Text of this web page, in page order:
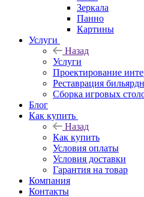
Зеркала
Панно
Картины
Услуги
Назад
Услуги
Проектирование
Реставрация
Сборка игровых
Блог
Как купить
Назад
Как купить
Условия оплаты
Условия доставки
Гарантия на товар
Компания
Контакты